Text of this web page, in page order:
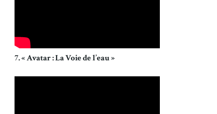
7. « Avatar : La Voie de l’eau »